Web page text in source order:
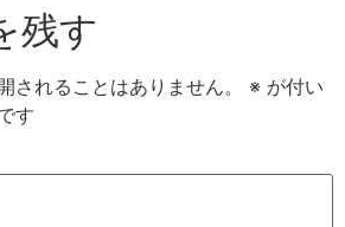
残す
されることはありません。 ※ が付い
す